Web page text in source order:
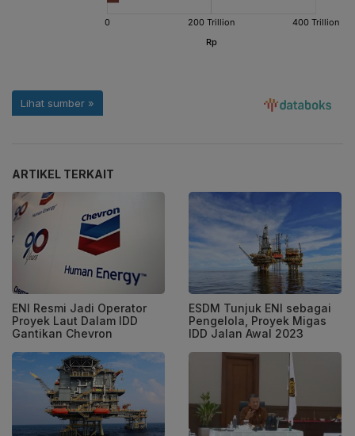
ARTIKEL TERKAIT
ENI Resmi Jadi Operator
Proyek Laut Dalam IDD
Gantikan Chevron
ESDM Tunjuk ENI sebagai
Pengelola, Proyek Migas
IDD Jalan Awal 2023